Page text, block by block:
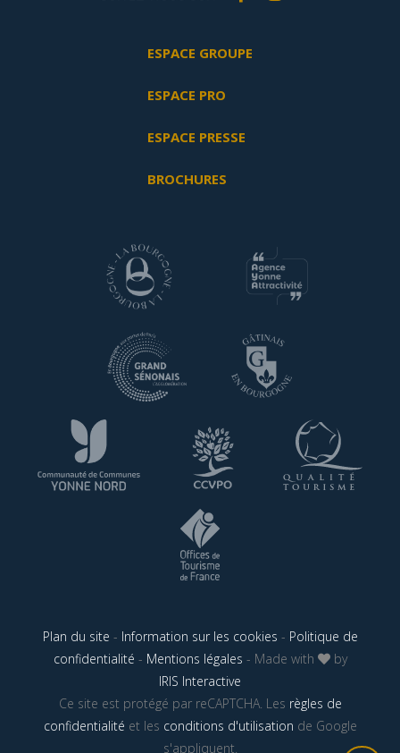
ESPACE GROUPE
ESPACE PRO
ESPACE PRESSE
BROCHURES
Plan du site - Information sur les cookies - Politique de
confidentialité - Mentions légales - Made with
by
IRIS Interactive
Ce site est protégé par reCAPTCHA. Les règles de
confidentialité et les conditions d'utilisation de Google
s'appliquent.